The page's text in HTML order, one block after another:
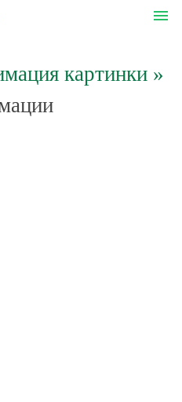
menu
картинки»